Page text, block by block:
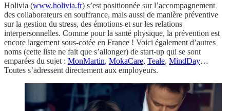
Holivia (www.holivia.fr) s’est positionnée sur l’accompagnement
des collaborateurs en souffrance, mais aussi de manière préventive
sur la gestion du stress, des émotions et sur les relations
interpersonnelles. Comme pour la santé physique, la prévention est
encore largement sous-cotée en France ! Voici également d’autres
noms (cette liste ne fait que s’allonger) de start-up qui se sont
emparées du sujet : MonMartin, MokaCare, Teale, MindDay…
Toutes s’adressent directement aux employeurs.